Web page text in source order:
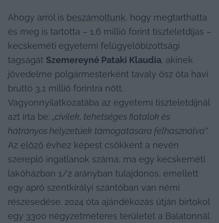
Ahogy arról is beszámoltunk, hogy megtarthatta
és meg is tartotta – 1,6 millió forint tiszteletdíjas –
kecskeméti egyetemi felügyelőbizottsági
tagságát Szemereyné Pataki Klaudia, akinek
jövedelme polgármesterként tavaly ősz óta havi
bruttó 3,1 millió forintra nőtt.
Vagyonnyilatkozatába az egyetemi tiszteletdíjnál
azt írta be: „civilek, tehetséges fiatalok és
hátrányos helyzetűek támogatására felhasználva”.
Az előző évhez képest csökkent a nevén
szereplő ingatlanok száma, ma egy kecskeméti
lakóházban 1/2 arányban tulajdonos, emellett
egy apró szentkirályi szántóban van némi
részesedése. 2024 óta ajándékozás útján birtokol
egy 3300 négyzetméteres területet a Balatonnál.